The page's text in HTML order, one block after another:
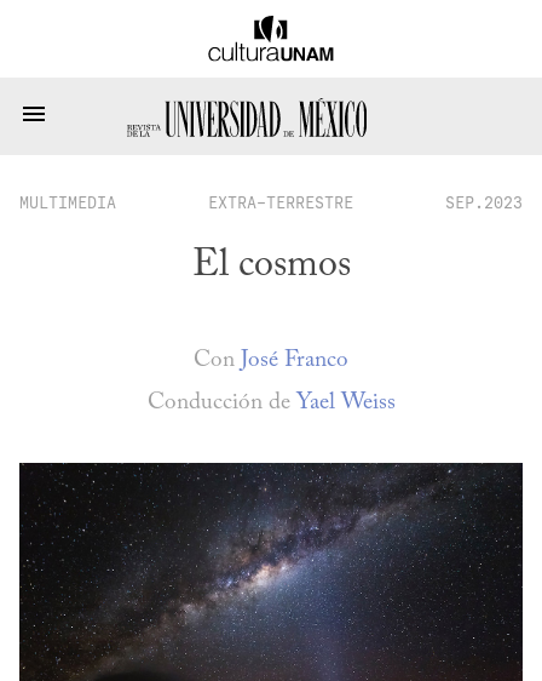
MULTIMEDIA EXTRA-TERRESTRE SEP.2023
El cosmos
Con José Franco
Conducción de Yael Weiss